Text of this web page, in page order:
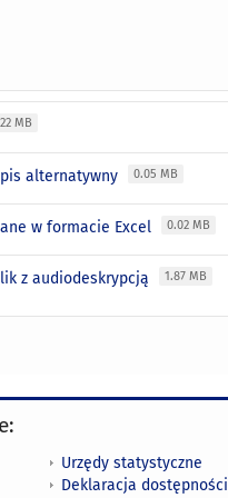
MB
alternatywny 0.05 MB
w formacie Excel 0.02 MB
z audiodeskrypcją 1.87 MB
Urzędy statystyczne
Deklaracja dostępności